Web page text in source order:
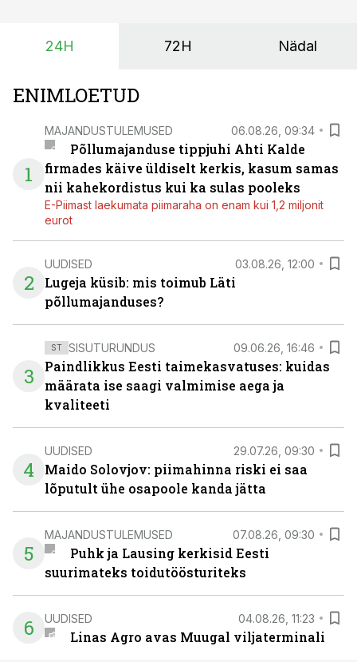
24H 72H Nädal
ENIMLOETUD
1
MAJANDUSTULEMUSED 06.08.26, 09:34
Põllumajanduse tippjuhi Ahti Kalde
firmades käive üldiselt kerkis, kasum samas
nii kahekordistus kui ka sulas pooleks
E-Piimast laekumata piimaraha on enam kui 1,2 miljonit
eurot
2
UUDISED 03.08.26, 12:00
Lugeja küsib: mis toimub Läti
põllumajanduses?
3
ST SISUTURUNDUS 09.06.26, 16:46
Paindlikkus Eesti taimekasvatuses: kuidas
määrata ise saagi valmimise aega ja
kvaliteeti
4
UUDISED 29.07.26, 09:30
Maido Solovjov: piimahinna riski ei saa
lõputult ühe osapoole kanda jätta
5
MAJANDUSTULEMUSED 07.08.26, 09:30
Puhk ja Lausing kerkisid Eesti
suurimateks toidutöösturiteks
6 UUDISED 04.08.26, 11:23
Linas Agro avas Muugal viljaterminali